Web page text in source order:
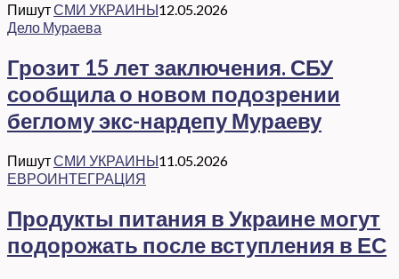
ПишутСМИ УКРАИНЫ12.05.2026
Дело Мураева
Грозит 15 лет заключения. СБУ
сообщила о новом подозрении
беглому экс-нардепу Мураеву
ПишутСМИ УКРАИНЫ11.05.2026
ЕВРОИНТЕГРАЦИЯ
Продукты питания в Украине могут
подорожать после вступления в ЕС